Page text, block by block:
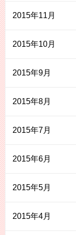
2015年11月
2015年10月
2015年9月
2015年8月
2015年7月
2015年6月
2015年5月
2015年4月